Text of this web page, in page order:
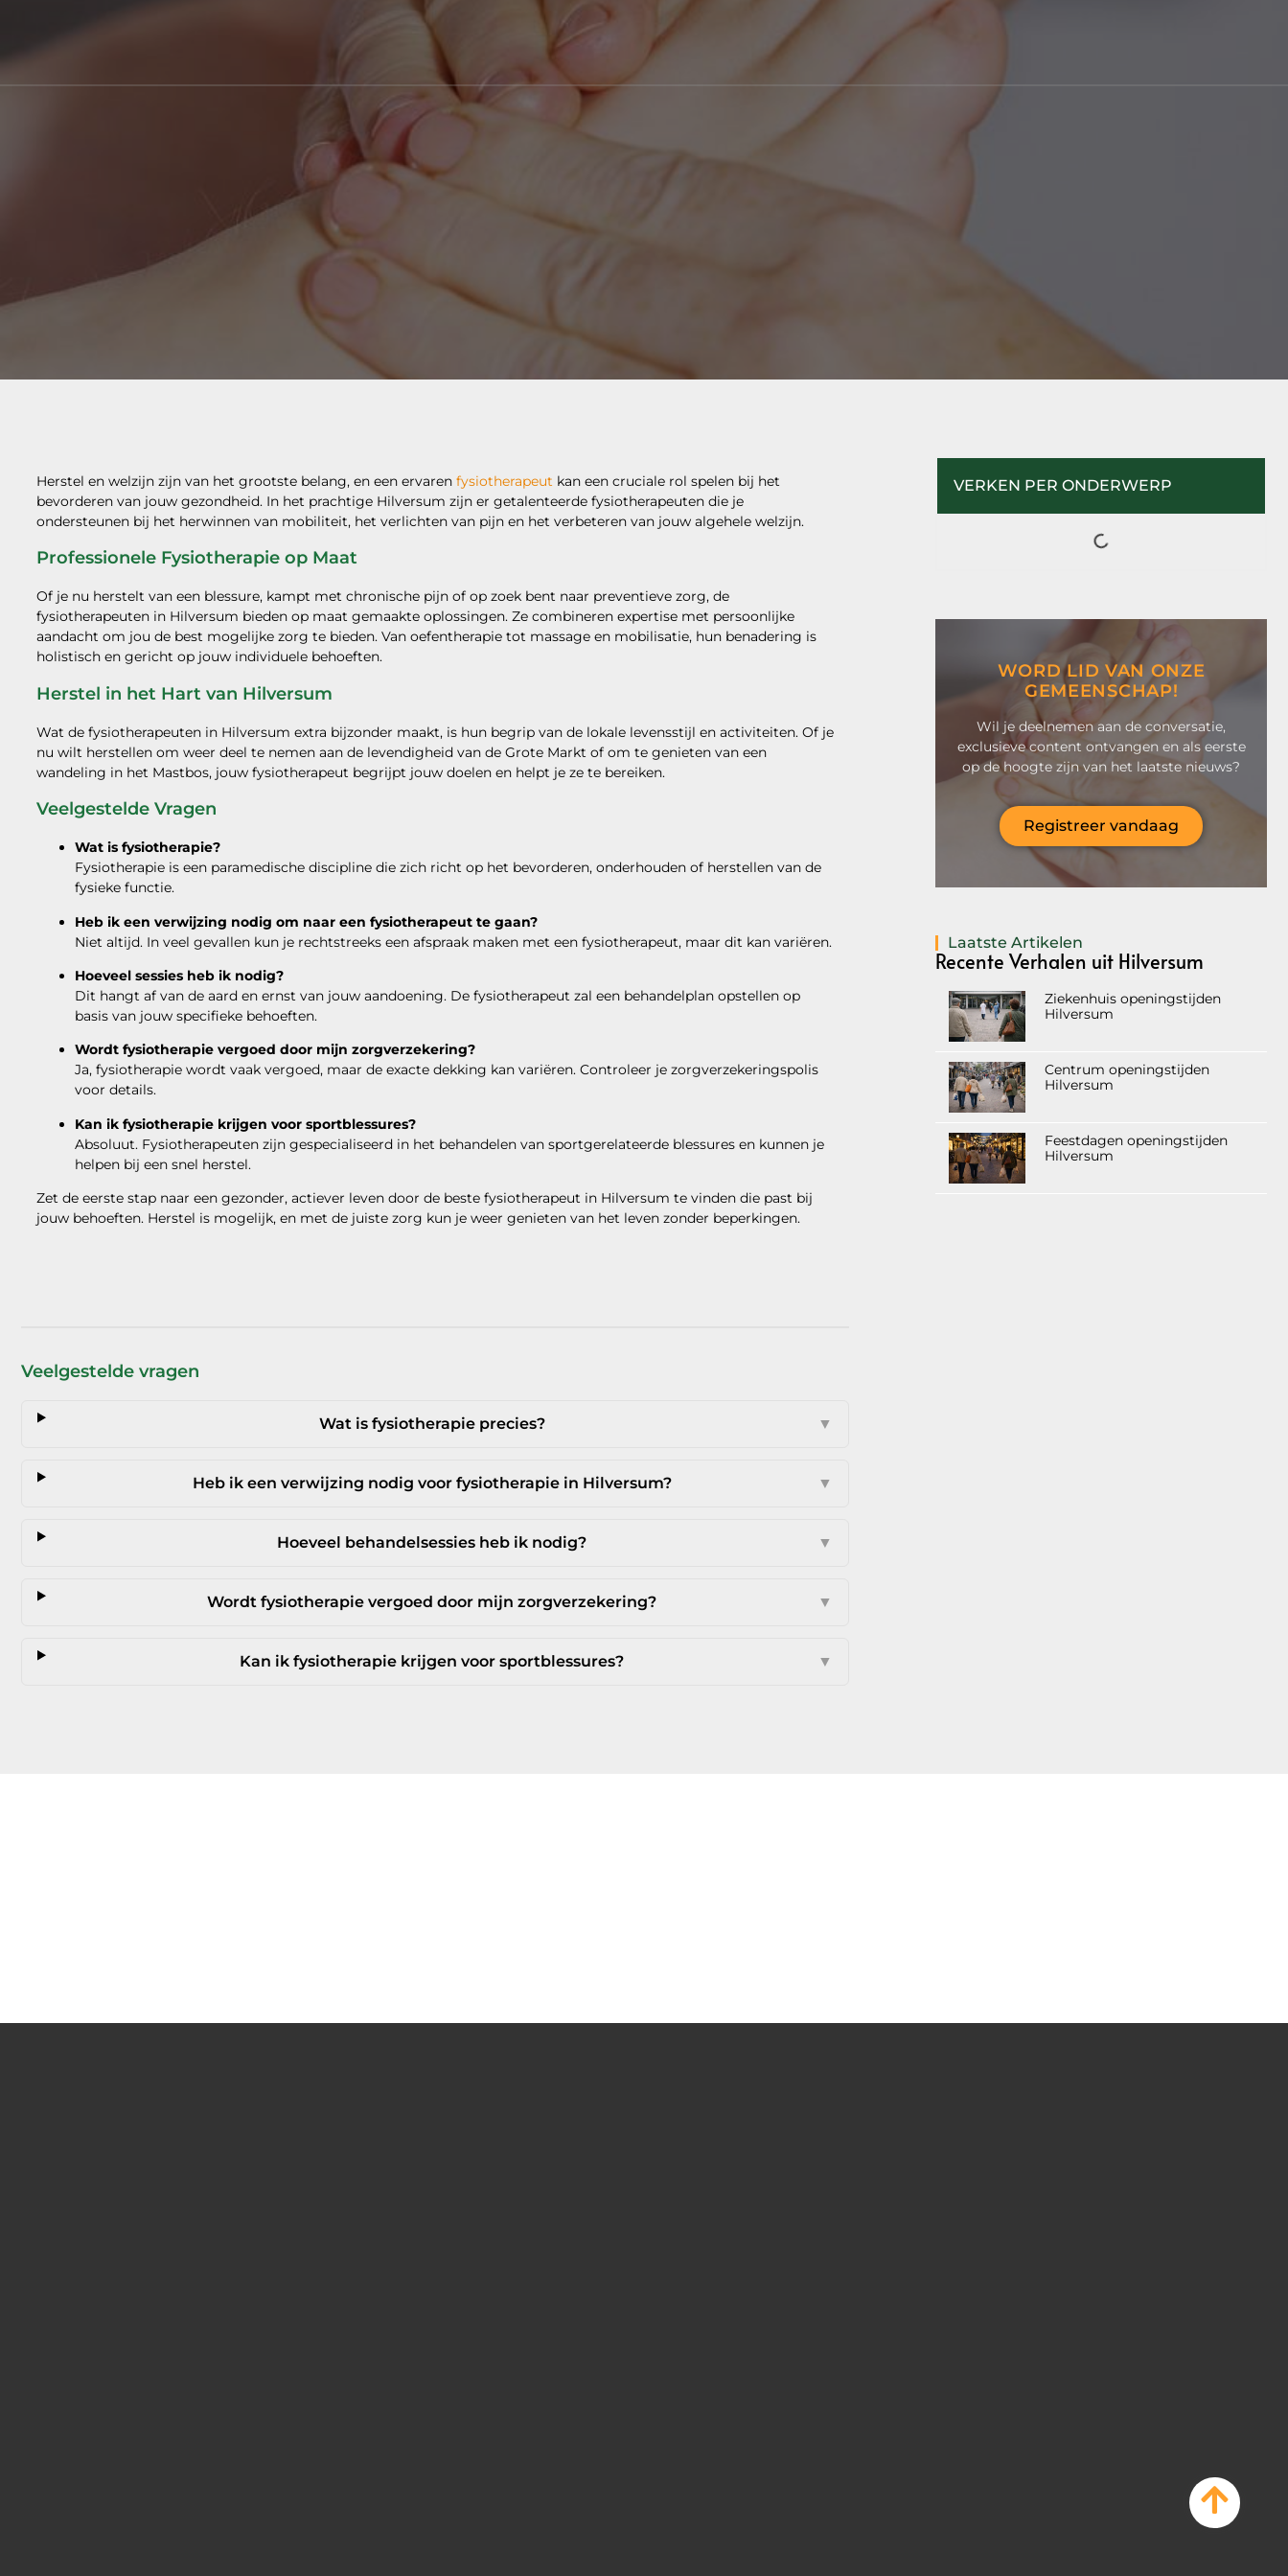
Herstel en welzijn zijn van het grootste belang, en een ervaren fysiotherapeut kan een cruciale rol spelen bij het
bevorderen van jouw gezondheid. In het prachtige Hilversum zijn er getalenteerde fysiotherapeuten die je
ondersteunen bij het herwinnen van mobiliteit, het verlichten van pijn en het verbeteren van jouw algehele welzijn.
Professionele Fysiotherapie op Maat
Of je nu herstelt van een blessure, kampt met chronische pijn of op zoek bent naar preventieve zorg, de
fysiotherapeuten in Hilversum bieden op maat gemaakte oplossingen. Ze combineren expertise met persoonlijke
aandacht om jou de best mogelijke zorg te bieden. Van oefentherapie tot massage en mobilisatie, hun benadering is
holistisch en gericht op jouw individuele behoeften.
Herstel in het Hart van Hilversum
Wat de fysiotherapeuten in Hilversum extra bijzonder maakt, is hun begrip van de lokale levensstijl en activiteiten. Of je
nu wilt herstellen om weer deel te nemen aan de levendigheid van de Grote Markt of om te genieten van een
wandeling in het Mastbos, jouw fysiotherapeut begrijpt jouw doelen en helpt je ze te bereiken.
Veelgestelde Vragen
Wat is fysiotherapie?
Fysiotherapie is een paramedische discipline die zich richt op het bevorderen, onderhouden of herstellen van de
fysieke functie.
Heb ik een verwijzing nodig om naar een fysiotherapeut te gaan?
Niet altijd. In veel gevallen kun je rechtstreeks een afspraak maken met een fysiotherapeut, maar dit kan variëren.
Hoeveel sessies heb ik nodig?
Dit hangt af van de aard en ernst van jouw aandoening. De fysiotherapeut zal een behandelplan opstellen op
basis van jouw specifieke behoeften.
Wordt fysiotherapie vergoed door mijn zorgverzekering?
Ja, fysiotherapie wordt vaak vergoed, maar de exacte dekking kan variëren. Controleer je zorgverzekeringspolis
voor details.
Kan ik fysiotherapie krijgen voor sportblessures?
Absoluut. Fysiotherapeuten zijn gespecialiseerd in het behandelen van sportgerelateerde blessures en kunnen je
helpen bij een snel herstel.
Zet de eerste stap naar een gezonder, actiever leven door de beste fysiotherapeut in Hilversum te vinden die past bij
jouw behoeften. Herstel is mogelijk, en met de juiste zorg kun je weer genieten van het leven zonder beperkingen.
Veelgestelde vragen
Wat is fysiotherapie precies? ▼
Heb ik een verwijzing nodig voor fysiotherapie in Hilversum? ▼
Hoeveel behandelsessies heb ik nodig? ▼
Wordt fysiotherapie vergoed door mijn zorgverzekering? ▼
Kan ik fysiotherapie krijgen voor sportblessures? ▼
VERKEN PER ONDERWERP
WORD LID VAN ONZE
GEMEENSCHAP!
Wil je deelnemen aan de conversatie,
exclusieve content ontvangen en als eerste
op de hoogte zijn van het laatste nieuws?
Registreer vandaag
Laatste Artikelen
Recente Verhalen uit Hilversum
Ziekenhuis openingstijden
Hilversum
Centrum openingstijden
Hilversum
Feestdagen openingstijden
Hilversum